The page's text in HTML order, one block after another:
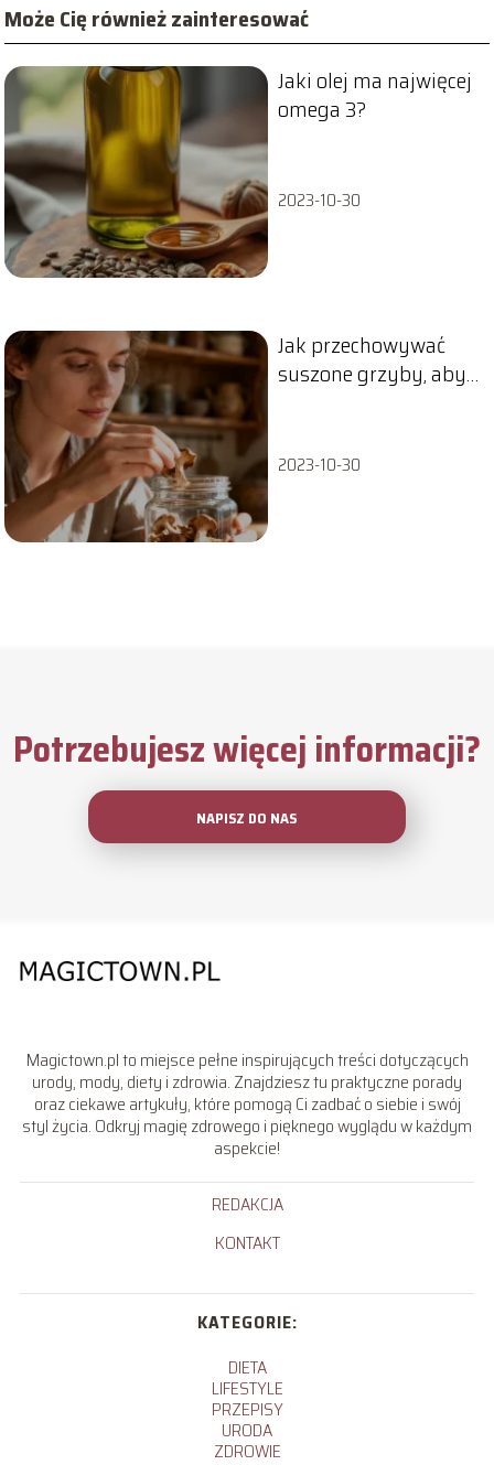
Może Cię również zainteresować
Jaki olej ma najwięcej
omega 3?
2023-10-30
Jak przechowywać
suszone grzyby, aby
2023-10-30
Potrzebujesz więcej informacji?
NAPISZ DO NAS
Magictown.pl to miejsce pełne inspirujących treści dotyczących
urody, mody, diety i zdrowia. Znajdziesz tu praktyczne porady
oraz ciekawe artykuły, które pomogą Ci zadbać o siebie i swój
styl życia. Odkryj magię zdrowego i pięknego wyglądu w każdym
aspekcie!
REDAKCJA
KONTAKT
KATEGORIE:
DIETA
LIFESTYLE
PRZEPISY
URODA
ZDROWIE